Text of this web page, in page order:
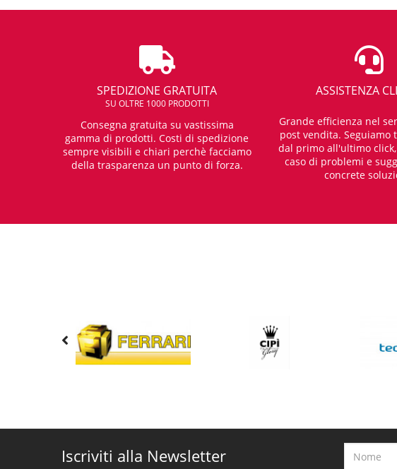
SPEDIZIONE GRATUITA
SU OLTRE 1000 PRODOTTI
Consegna gratuita su vastissima
gamma di prodotti. Costi di spedizione
sempre visibili e chiari perchè facciamo
della trasparenza un punto di forza.
ASSISTENZA
Grande efficienza nel
post vendita.
dal primo all'ultimo
caso di problemi e
concrete
Iscriviti alla Newsletter